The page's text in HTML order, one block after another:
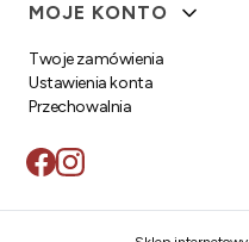
MOJE KONTO
Twoje zamówienia
Ustawienia konta
Przechowalnia